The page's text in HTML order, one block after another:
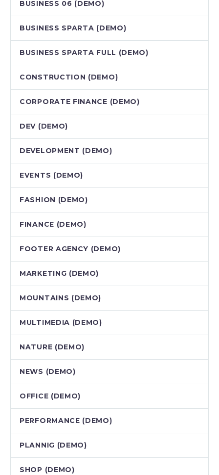
BUSINESS 06 (DEMO)
BUSINESS SPARTA (DEMO)
BUSINESS SPARTA FULL (DEMO)
CONSTRUCTION (DEMO)
CORPORATE FINANCE (DEMO)
DEV (DEMO)
DEVELOPMENT (DEMO)
EVENTS (DEMO)
FASHION (DEMO)
FINANCE (DEMO)
FOOTER AGENCY (DEMO)
MARKETING (DEMO)
MOUNTAINS (DEMO)
MULTIMEDIA (DEMO)
NATURE (DEMO)
NEWS (DEMO)
OFFICE (DEMO)
PERFORMANCE (DEMO)
PLANNIG (DEMO)
SHOP (DEMO)